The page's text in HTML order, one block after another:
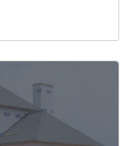
müssen
zustimmen.